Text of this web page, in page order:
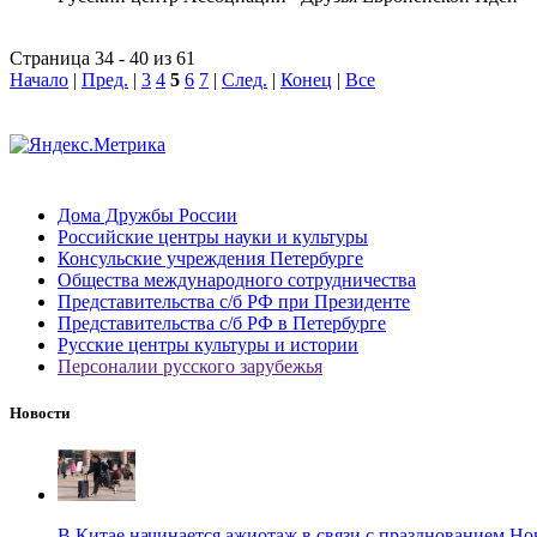
Страница 34 - 40 из 61
Начало | Пред. | 3 4 5 6 7 | След. | Конец | Все
Дома Дружбы России
Российские центры науки и культуры
Консульские учреждения Петербурге
Общества международного сотрудничества
Представительства с/б РФ при Президенте
Представительства с/б РФ в Петербурге
Русские центры культуры и истории
Персоналии русского зарубежья
Новости